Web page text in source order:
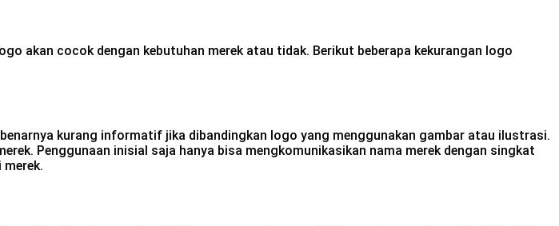
akan cocok dengan kebutuhan merek atau tidak. Berikut beberapa kekurangan logo
kurang informatif jika dibandingkan logo yang menggunakan gambar atau ilustrasi.
Penggunaan inisial saja hanya bisa mengkomunikasikan nama merek dengan singkat